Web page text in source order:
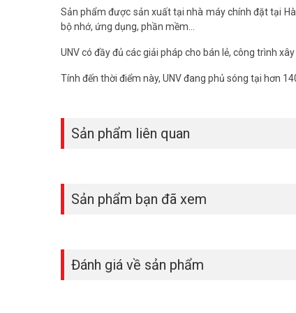
Sản phẩm được sản xuất tại nhà máy chính đặt tại
bộ nhớ, ứng dụng, phần mềm...
UNV có đầy đủ các giải pháp cho bán lẻ, công trình
Tính đến thời điểm này, UNV đang phủ sóng tại hơn
Sản phẩm liên quan
Sản phẩm bạn đã xem
Đánh giá về sản phẩm